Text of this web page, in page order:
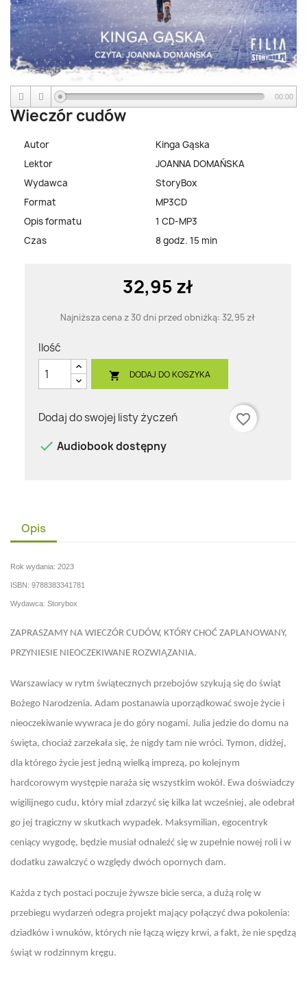
00:00
Wieczór cudów
Autor
Kinga Gąska
Lektor
JOANNA DOMAŃSKA
Wydawca
StoryBox
Format
MP3CD
Opis formatu
1 CD-MP3
Czas
8 godz. 15 min
32,95 zł
Najniższa cena z 30 dni przed obniżką: 32,95 zł
Ilość
 DODAJ DO KOSZYKA
Dodaj do swojej listy życzeń
favorite_border
 Audiobook dostępny
Opis
Rok wydania: 2023
ISBN: 9788383341781
Wydawca: Storybox
ZAPRASZAMY NA WIECZÓR CUDÓW, KTÓRY CHOĆ ZAPLANOWANY,
PRZYNIESIE NIEOCZEKIWANE ROZWIĄZANIA.
Warszawiacy w rytm świątecznych przebojów szykują się do świąt
Bożego Narodzenia. Adam postanawia uporządkować swoje życie i
nieoczekiwanie wywraca je do góry nogami. Julia jedzie do domu na
święta, chociaż zarzekała się, że nigdy tam nie wróci. Tymon, didżej,
dla którego życie jest jedną wielką imprezą, po kolejnym
hardcorowym występie naraża się wszystkim wokół. Ewa doświadczy
wigilijnego cudu, który miał zdarzyć się kilka lat wcześniej, ale odebrał
go jej tragiczny w skutkach wypadek. Maksymilian, egocentryk
ceniący wygodę, będzie musiał odnaleźć się w zupełnie nowej roli i w
dodatku zawalczyć o względy dwóch opornych dam.
Każda z tych postaci poczuje żywsze bicie serca, a dużą rolę w
przebiegu wydarzeń odegra projekt mający połączyć dwa pokolenia:
dziadków i wnuków, których nie łączą więzy krwi, a fakt, że nie spędzą
świąt w rodzinnym kręgu.